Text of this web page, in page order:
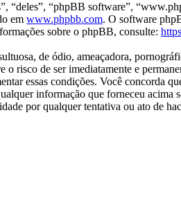
“deles”, “phpBB software”,
em www.phpbb.com. O software
sobre o phpBB, consulte:
de ódio, ameaçadora,
risco de ser imediatamente e
essas condições. Você
informação que forneceu
por qualquer tentativa ou ato de